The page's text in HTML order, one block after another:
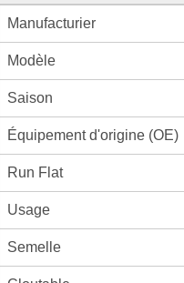
Manufacturier
Modèle
Saison
Équipement d'origine (OE)
Run Flat
Usage
Semelle